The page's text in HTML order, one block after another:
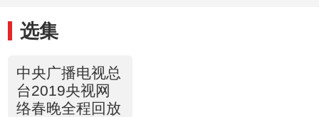
选集
中央广播电视总
台2019央视网
络春晚全程回放